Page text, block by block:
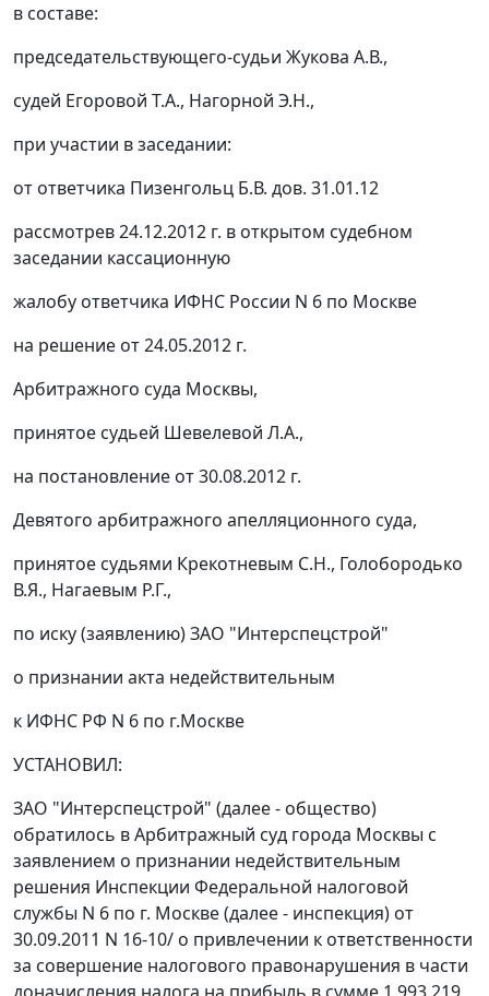
в составе:
председательствующего-судьи Жукова А.В.,
судей Егоровой Т.А., Нагорной Э.Н.,
при участии в заседании:
от ответчика Пизенгольц Б.В. дов. 31.01.12
рассмотрев 24.12.2012 г. в открытом судебном
заседании кассационную
жалобу ответчика ИФНС России N 6 по Москве
на решение от 24.05.2012 г.
Арбитражного суда Москвы,
принятое судьей Шевелевой Л.А.,
на постановление от 30.08.2012 г.
Девятого арбитражного апелляционного суда,
принятое судьями Крекотневым С.Н., Голобородько
В.Я., Нагаевым Р.Г.,
по иску (заявлению) ЗАО "Интерспецстрой"
о признании акта недействительным
к ИФНС РФ N 6 по г.Москве
УСТАНОВИЛ:
ЗАО "Интерспецстрой" (далее - общество)
обратилось в Арбитражный суд города Москвы с
заявлением о признании недействительным
решения Инспекции Федеральной налоговой
службы N 6 по г. Москве (далее - инспекция) от
30.09.2011 N 16-10/ о привлечении к ответственности
за совершение налогового правонарушения в части